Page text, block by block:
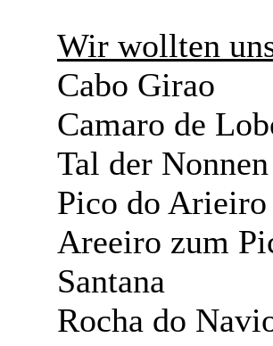
Wir wollten
Cabo Girao
Camaro de
Tal der Nonnen
Pico do Arieiro
Areeiro zum
Santana
Rocha do